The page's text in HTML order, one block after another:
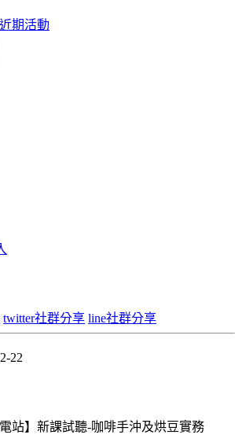
近期活動
twitter社群分享 line社群分享
22
站】新課試聽-咖啡手沖及烘豆實務